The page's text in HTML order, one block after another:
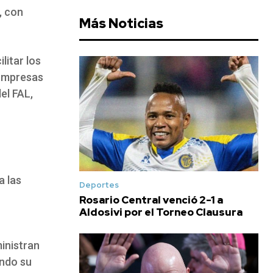
con
los
FAL,
las
su
Más Noticias
Deportes
Rosario Central venció 2-1 a
Aldosivi por el Torneo Clausura